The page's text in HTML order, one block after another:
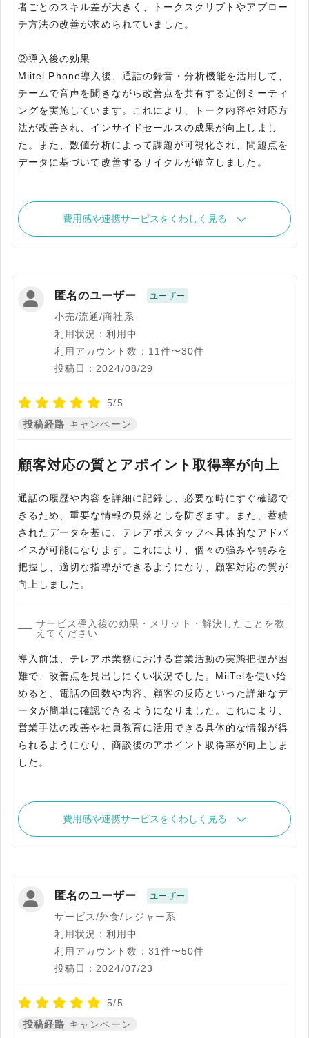
者ごとのスキル差が大きく、トークスクリプトやアプロー
チ方法の改善が求められていました。
②導入後の効果
Miitel Phone導入後、通話の録音・分析機能を活用して、
チームで音声を聞きながら改善点を共有する定例ミーティ
ングを実施しています。これにより、トーク内容や対応方
法が改善され、インサイドセールスの成果が向上しまし
た。また、数値分析によって課題が可視化され、問題点を
データに基づいて改善するサイクルが確立しました。
費用感や連携サービスをくわしく見る
匿名のユーザー ユーザー
小売/流通/商社系
利用状況：利用中
利用アカウント数：11件〜30件
投稿日：2024/08/29
5/5
投稿経路 キャンペーン
顧客対応の質とアポイント取得率が向上
通話の履歴や内容を詳細に記録し、必要な時にすぐ確認で
きるため、重要な情報の見落としを防ぎます。また、蓄積
されたデータを基に、テレアポスタッフへ具体的なアドバ
イスが可能になります。これにより、個々の強みや弱みを
把握し、適切な指導ができるようになり、顧客対応の質が
向上しました。
サービス導入後の効果・メリット・解決したことを教
えてください
導入前は、テレアポ業務における営業活動の実態把握が困
難で、改善点を見出しにくい状況でした。MiiTelを使い始
めると、電話の回数や内容、顧客の反応といった詳細なデ
ータが簡単に確認できるようになりました。これにより、
営業手法の改善や社員教育に活用できる具体的な情報が得
られるようになり、商談後のアポイント取得率が向上しま
した。
費用感や連携サービスをくわしく見る
匿名のユーザー ユーザー
サービス/外食/レジャー系
利用状況：利用中
利用アカウント数：31件〜50件
投稿日：2024/07/23
5/5
投稿経路 キャンペーン